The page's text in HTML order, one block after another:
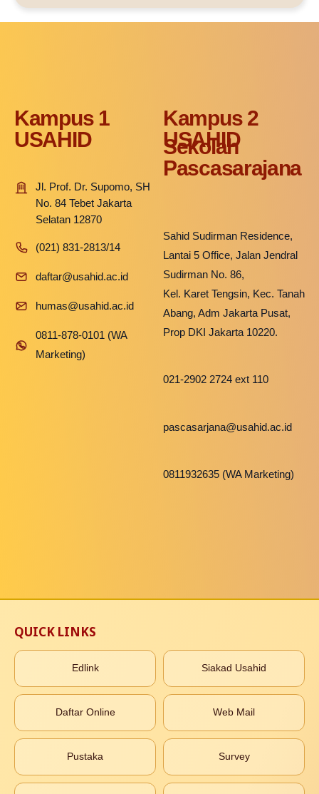
Kampus 1
USAHID
Jl. Prof. Dr. Supomo, SH
No. 84 Tebet Jakarta
Selatan 12870
(021) 831-2813/14
daftar@usahid.ac.id
humas@usahid.ac.id
0811-878-0101 (WA
Marketing)
Kampus 2
USAHID
Sekolah
Pascasarajana
Sahid Sudirman Residence,
Lantai 5 Office, Jalan Jendral
Sudirman No. 86,
Kel. Karet Tengsin, Kec. Tanah
Abang, Adm Jakarta Pusat,
Prop DKI Jakarta 10220.
021-2902 2724 ext 110
pascasarjana@usahid.ac.id
0811932635 (WA Marketing)
QUICK LINKS
Edlink Siakad Usahid
Daftar Online Web Mail
Pustaka Survey